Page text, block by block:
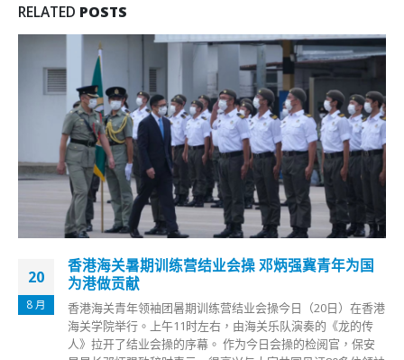
RELATED POSTS
25
12 月
香港千部的士圣诞节早上挂国旗巡游祝贺新选制新
立会新未来
完善选举制度后的首场立法会选举已尘埃落定，顺利产生新一
届立法会的90个议席。的士司机从业员总会表示，将在今日
(25日)圣诞节 早上，组织1000部的士、100个义工，在的士车